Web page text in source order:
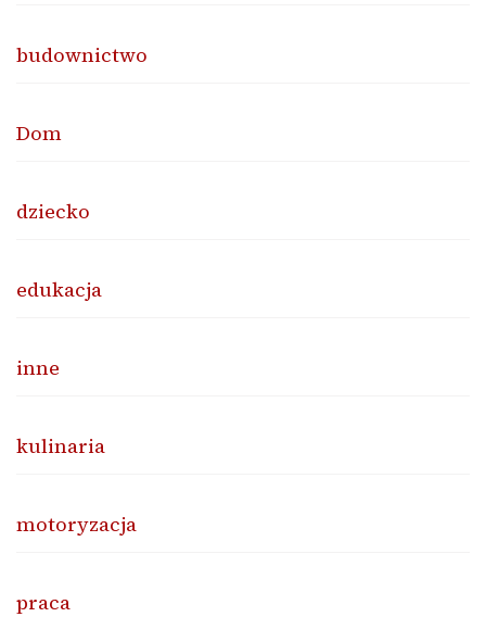
budownictwo
Dom
dziecko
edukacja
inne
kulinaria
motoryzacja
praca